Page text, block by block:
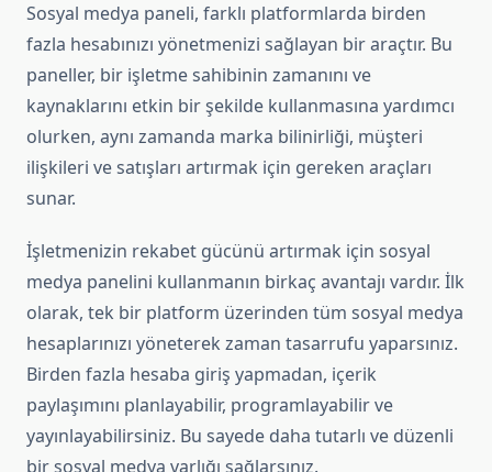
Sosyal medya paneli, farklı platformlarda birden
fazla hesabınızı yönetmenizi sağlayan bir araçtır. Bu
paneller, bir işletme sahibinin zamanını ve
kaynaklarını etkin bir şekilde kullanmasına yardımcı
olurken, aynı zamanda marka bilinirliği, müşteri
ilişkileri ve satışları artırmak için gereken araçları
sunar.
İşletmenizin rekabet gücünü artırmak için sosyal
medya panelini kullanmanın birkaç avantajı vardır. İlk
olarak, tek bir platform üzerinden tüm sosyal medya
hesaplarınızı yöneterek zaman tasarrufu yaparsınız.
Birden fazla hesaba giriş yapmadan, içerik
paylaşımını planlayabilir, programlayabilir ve
yayınlayabilirsiniz. Bu sayede daha tutarlı ve düzenli
bir sosyal medya varlığı sağlarsınız.